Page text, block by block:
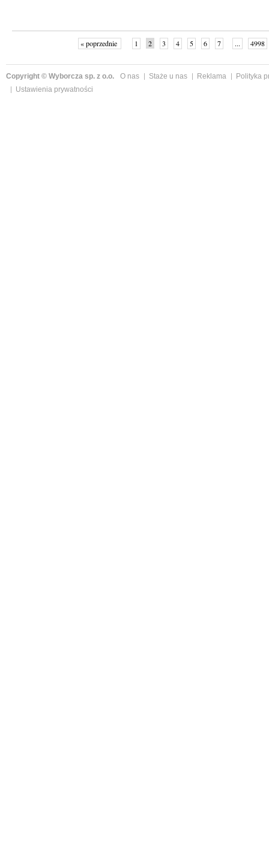
« poprzednie 1 2 3 4 5 6 7 ... 4998
Copyright © Wyborcza sp. z o.o. O nas Staże u nas Reklama
Polityka
Ustawienia prywatności